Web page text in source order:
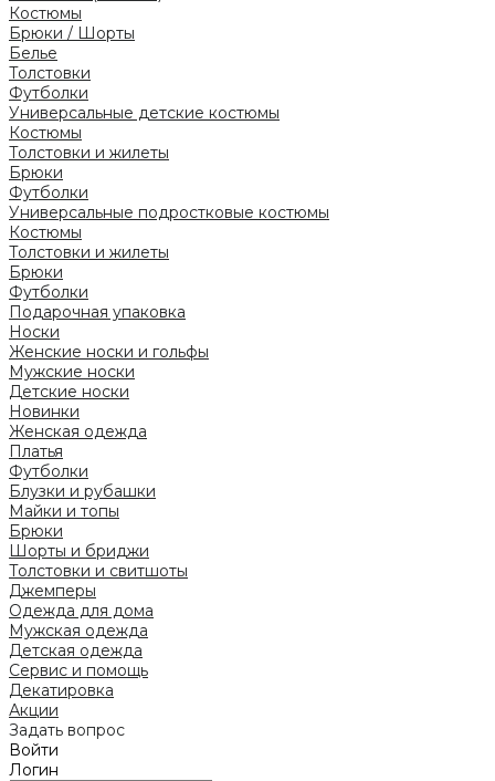
Костюмы
Брюки / Шорты
Белье
Толстовки
Футболки
Универсальные детские костюмы
Костюмы
Толстовки и жилеты
Брюки
Футболки
Универсальные подростковые костюмы
Костюмы
Толстовки и жилеты
Брюки
Футболки
Подарочная упаковка
Носки
Женские носки и гольфы
Мужские носки
Детские носки
Новинки
Женская одежда
Платья
Футболки
Блузки и рубашки
Майки и топы
Брюки
Шорты и бриджи
Толстовки и свитшоты
Джемперы
Одежда для дома
Мужская одежда
Детская одежда
Сервис и помощь
Декатировка
Акции
Задать вопрос
Войти
Логин